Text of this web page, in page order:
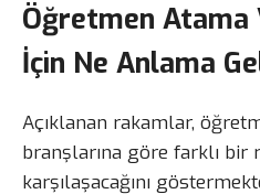
Öğretmen
İçin Ne Anlama
Açıklanan rakamlar,
branşlarına göre farklı bir
karşılaşacağını